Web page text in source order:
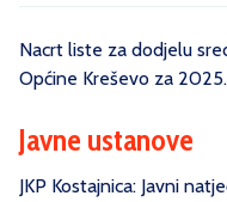
Nacrt liste za dodjelu
Općine Kreševo za
Javne ustanove
JKP Kostajnica: Javni